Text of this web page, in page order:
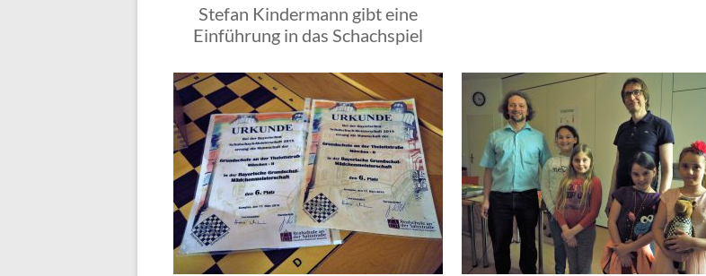
Stefan Kindermann gibt eine
Einführung in das Schachspiel